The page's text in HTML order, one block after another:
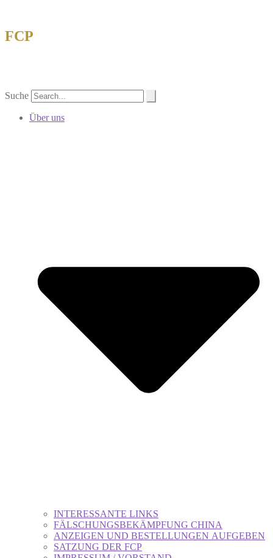
FCP
Suche
Über uns
INTERESSANTE LINKS
FÄLSCHUNGSBEKÄMPFUNG CHINA
ANZEIGEN UND BESTELLUNGEN AUFGEBEN
SATZUNG DER FCP